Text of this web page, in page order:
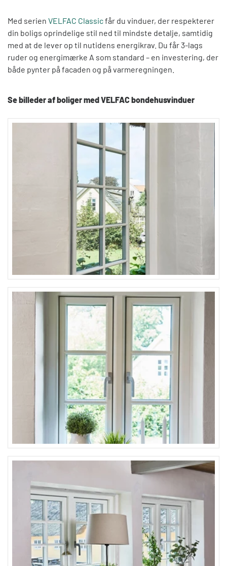
Med serien VELFAC Classicfår du vinduer, der respekterer
din boligs oprindelige stil ned til mindste detalje, samtidig
med at de lever op til nutidens energikrav. Du får 3-lags
ruder og energimærke A som standard – en investering, der
både pynter på facaden og på varmeregningen.
Se billeder af boliger med VELFAC bondehusvinduer